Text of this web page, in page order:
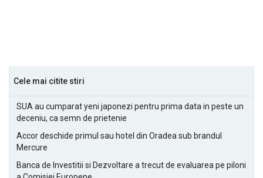
Cele mai citite stiri
SUA au cumparat yeni japonezi pentru prima data in peste un
deceniu, ca semn de prietenie
Accor deschide primul sau hotel din Oradea sub brandul
Mercure
Banca de Investitii si Dezvoltare a trecut de evaluarea pe piloni